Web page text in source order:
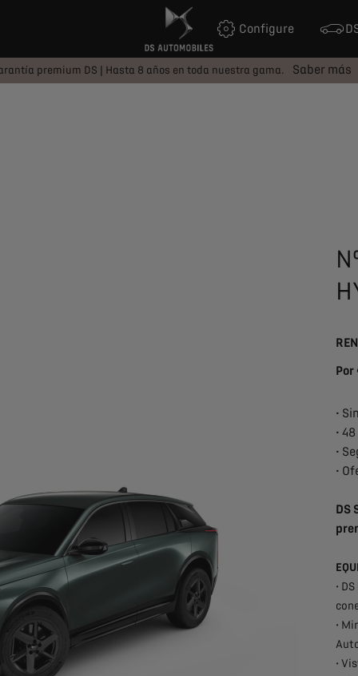
Configure
premium DS | Hasta 8 años en toda nuestra gama. Saber más
Por
•
•
•
•
DS
•
•
•